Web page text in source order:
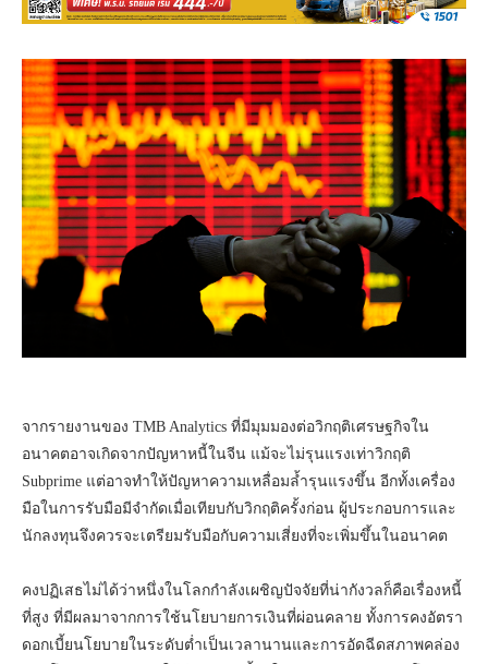
จากรายงานของ TMB Analytics ที่มีมุมมองต่อวิกฤติเศรษฐกิจใน
อนาคตอาจเกิดจากปัญหาหนี้ในจีน แม้จะไม่รุนแรงเท่าวิกฤติ
Subprime แต่อาจทำให้ปัญหาความเหลื่อมล้ำรุนแรงขึ้น อีกทั้งเครื่อง
มือในการรับมือมีจำกัดเมื่อเทียบกับวิกฤติครั้งก่อน ผู้ประกอบการและ
นักลงทุนจึงควรจะเตรียมรับมือกับความเสี่ยงที่จะเพิ่มขึ้นในอนาคต
คงปฏิเสธไม่ได้ว่าหนึ่งในโลกกำลังเผชิญปัจจัยที่น่ากังวลก็คือเรื่องหนี้
ที่สูง ที่มีผลมาจากการใช้นโยบายการเงินที่ผ่อนคลาย ทั้งการคงอัตรา
ดอกเบี้ยนโยบายในระดับต่ำเป็นเวลานานและการอัดฉีดสภาพคล่อง